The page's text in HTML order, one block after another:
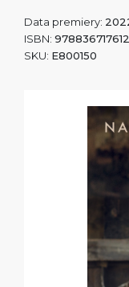
Data premiery:
ISBN:
SKU: E800150